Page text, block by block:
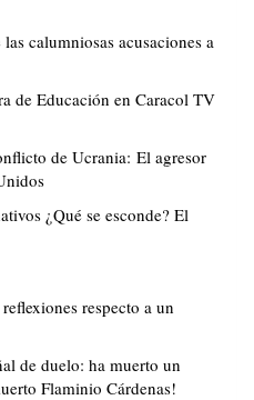
calumniosas acusaciones a
de Educación en Caracol TV
de Ucrania: El agresor
¿Qué se esconde? El
respecto a un
de duelo: ha muerto un
Flaminio Cárdenas!